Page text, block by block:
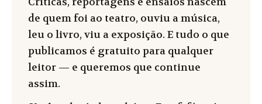
de quem foi ao teatro, ouviu a música,
leu o livro, viu a exposição. E tudo o que
publicamos é gratuito para qualquer
leitor — e queremos que continue
assim.